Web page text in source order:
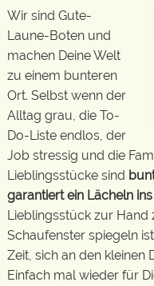
Wir sind Gute-
Laune-Boten und
machen Deine Welt
zu einem bunteren
Ort. Selbst wenn der
Alltag grau, die To-
Do-Liste endlos, der
Job stressig und die
Lieblingsstücke sind
garantiert ein Lächeln
Lieblingsstück zur Hand
Schaufenster spiegeln
Zeit, sich an den kleinen
Einfach mal wieder für